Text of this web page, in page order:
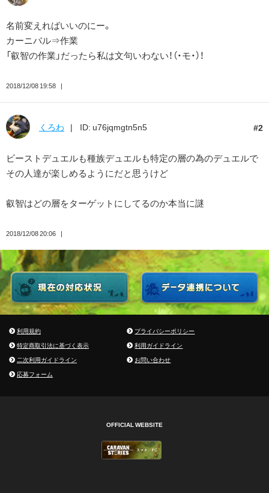
名前変えればいいのにー。
カーニバル⇒作業
「叡智の作業」だったら私は文句いわない！（・モ・）！
2018/12/08 19:58
2
くろわ ID: u76jqmgtn5n5
ビーストデュエルも種族デュエルも特定の層の為のデュエルで
その人達が楽しめるようにだと思うけど
叡智はどの層をターゲットにしてるのか本当に謎
2018/12/08 20:06
利用規約
プライバシーポリシー
特定商取引法に基づく表示
利用ガイドライン
二次利用ガイドライン
お問い合わせ
応募フォーム
OFFICIAL WEBSITE